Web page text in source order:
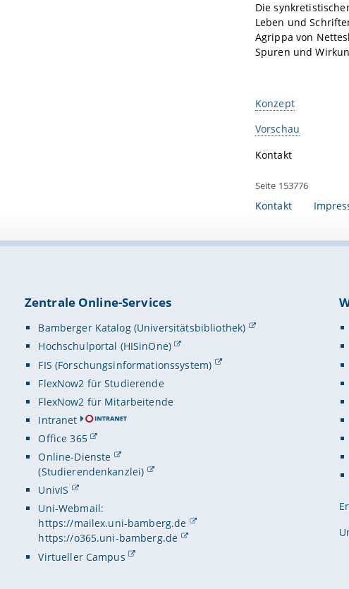
Die
Leben und
Agrippa von
Spuren und
Konzept
Vorschau
Kontakt
Seite 153776
Kontakt
Zentrale Online-Services
Bamberger Katalog (Universitätsbibliothek)
Hochschulportal (HISinOne)
FIS (Forschungsinformationssystem)
FlexNow2 für Studierende
FlexNow2 für Mitarbeitende
Intranet
Office 365
Online-Dienste
(Studierendenkanzlei)
UnivIS
Uni-Webmail:
https://mailex.uni-bamberg.de
https://o365.uni-bamberg.de
Virtueller Campus